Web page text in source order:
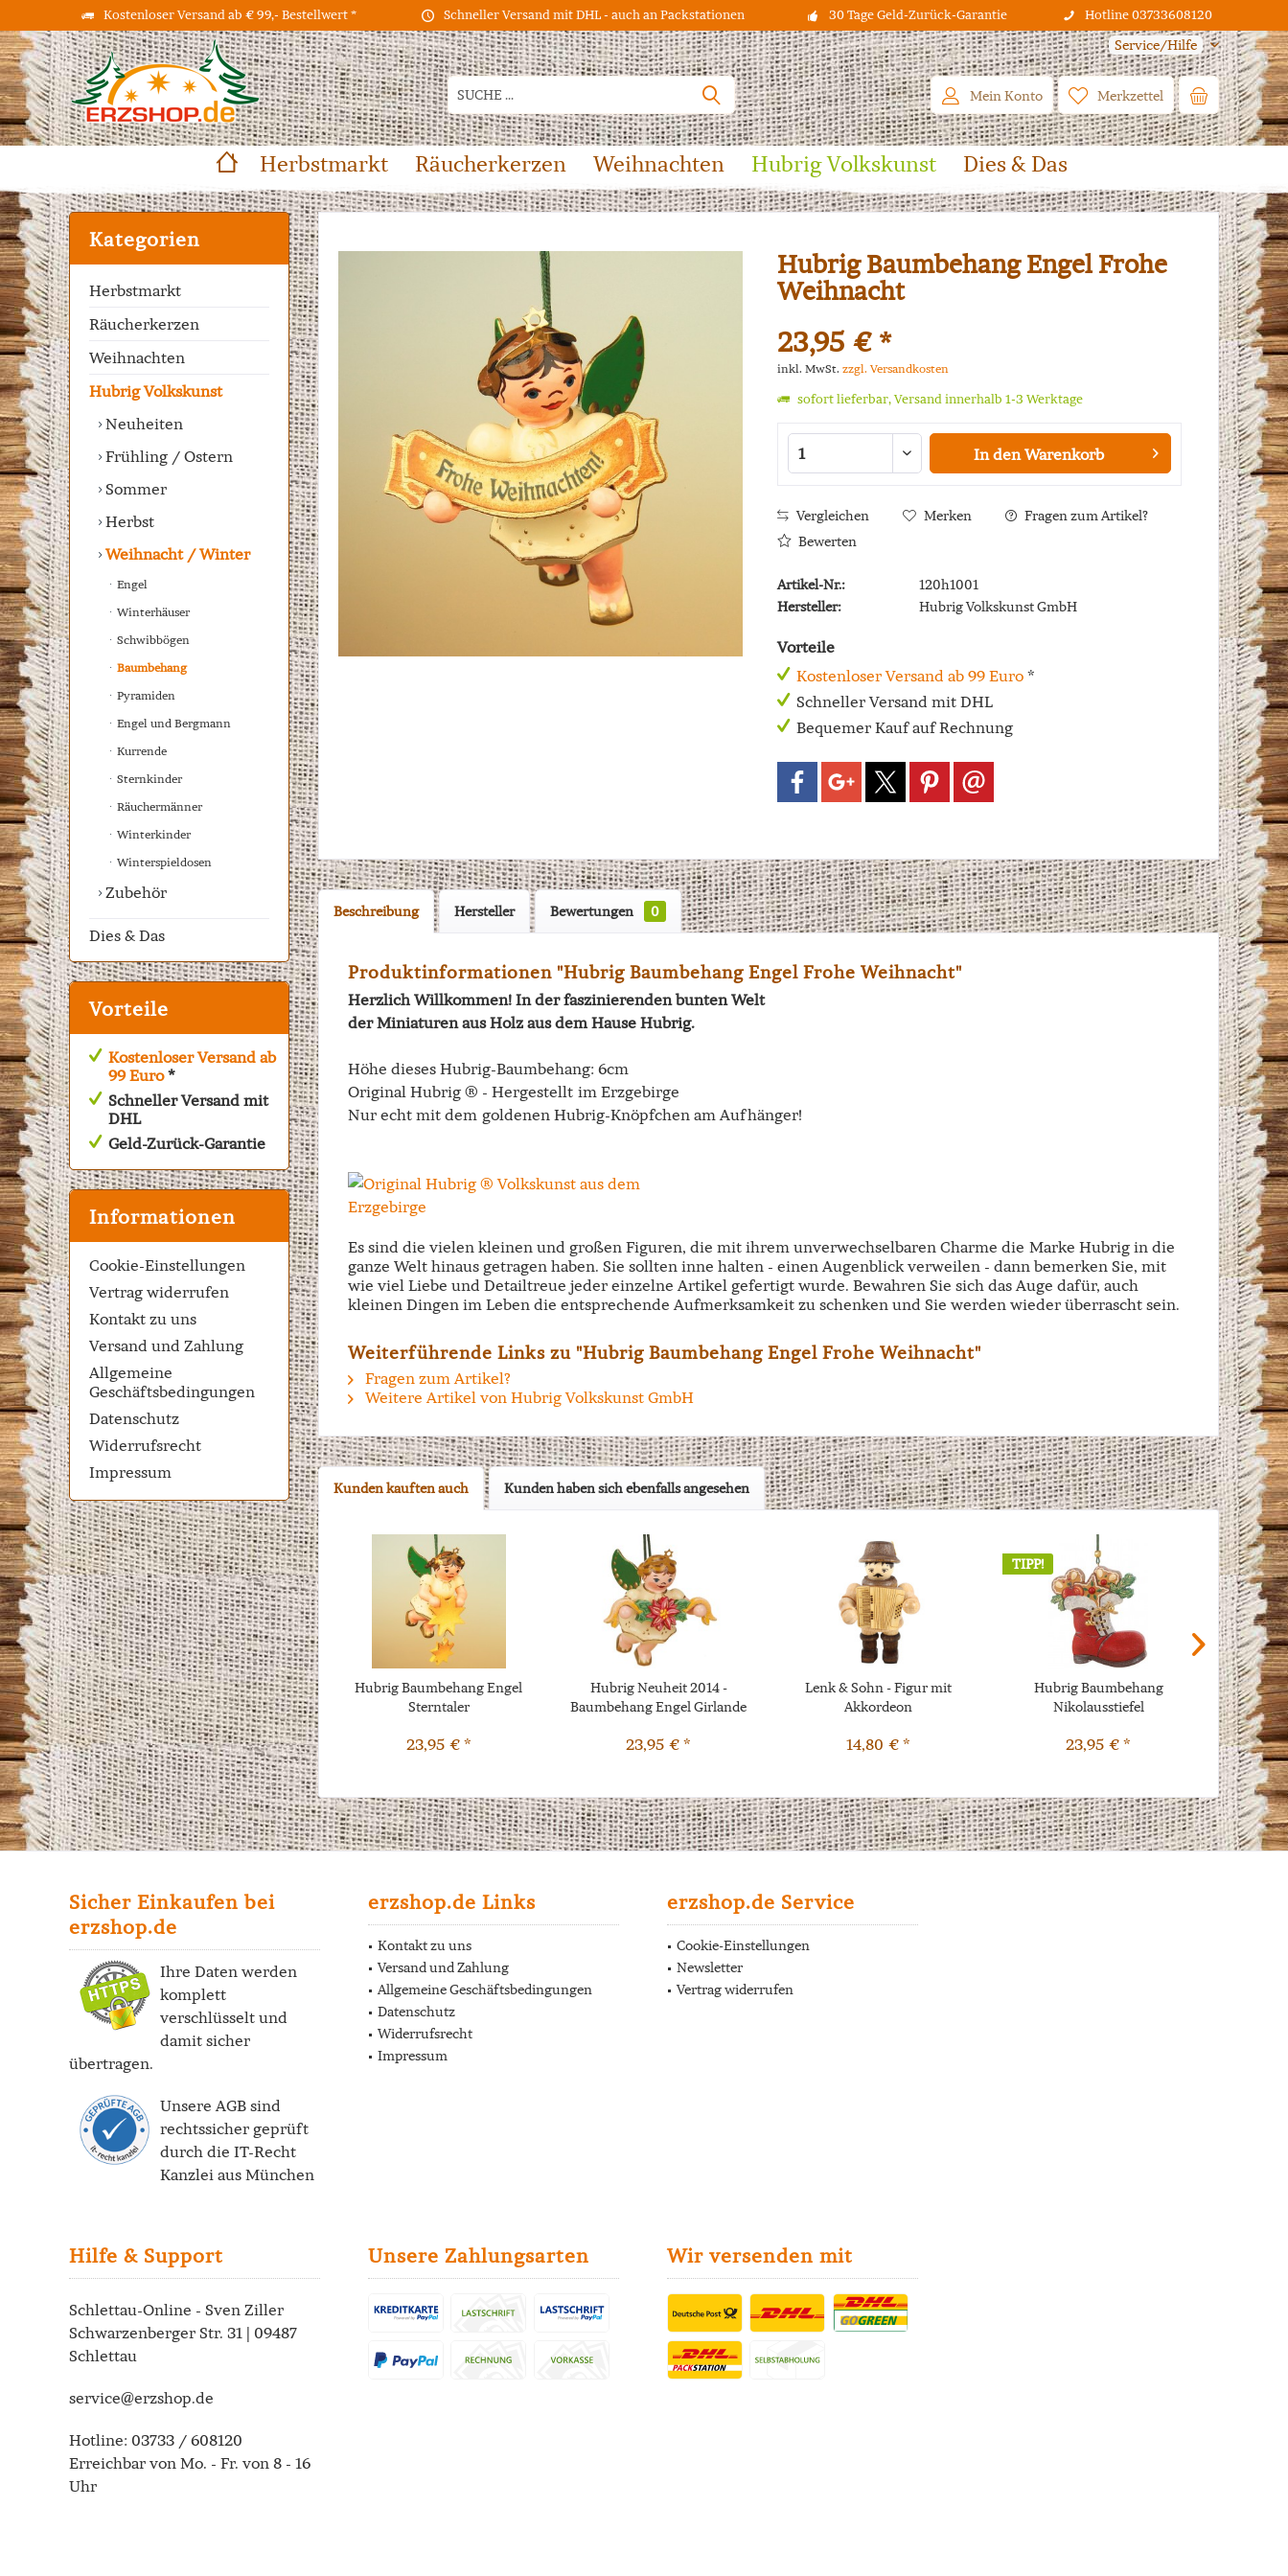
Kostenloser Versand ab € 99,- Bestellwert * Schneller Versand mit DHL - auch an Packstationen 30 Tage Geld-Zurück-Garantie Hotline 03733608120
Service/Hilfe
Merkzettel
Mein Konto
Herbstmarkt Räucherkerzen Weihnachten Hubrig Volkskunst Dies & Das
Kategorien
Herbstmarkt
Räucherkerzen
Weihnachten
Hubrig Volkskunst
Neuheiten
Frühling / Ostern
Sommer
Herbst
Weihnacht / Winter
Engel
Winterhäuser
Schwibbögen
Baumbehang
Pyramiden
Engel und Bergmann
Kurrende
Sternkinder
Räuchermänner
Winterkinder
Winterspieldosen
Zubehör
Dies & Das
Vorteile
Kostenloser Versand ab
99 Euro*
Schneller Versand mit
DHL
Geld-Zurück-Garantie
Informationen
Cookie-Einstellungen
Vertrag widerrufen
Kontakt zu uns
Versand und Zahlung
Allgemeine
Geschäftsbedingungen
Datenschutz
Widerrufsrecht
Impressum
Hubrig Baumbehang Engel Frohe
Weihnacht
23,95 € *
inkl. MwSt. zzgl. Versandkosten
sofort lieferbar, Versand innerhalb 1-3 Werktage
In den Warenkorb
Vergleichen Merken
Fragen zum Artikel?
Bewerten
Artikel-Nr.:
120h1001
Hersteller:
Hubrig Volkskunst GmbH
Vorteile
Kostenloser Versand ab 99 Euro*
Schneller Versand mit DHL
Bequemer Kauf auf Rechnung
Beschreibung Hersteller Bewertungen 0
Produktinformationen "Hubrig Baumbehang Engel Frohe Weihnacht"
Herzlich Willkommen! In der faszinierenden bunten Welt
der Miniaturen aus Holz aus dem Hause Hubrig.
Höhe dieses Hubrig-Baumbehang: 6cm
Original Hubrig ® - Hergestellt im Erzgebirge
Nur echt mit dem goldenen Hubrig-Knöpfchen am Aufhänger!
Es sind die vielen kleinen und großen Figuren, die mit ihrem unverwechselbaren Charme die Marke Hubrig in die
ganze Welt hinaus getragen haben. Sie sollten inne halten - einen Augenblick verweilen - dann bemerken Sie, mit
wie viel Liebe und Detailtreue jeder einzelne Artikel gefertigt wurde. Bewahren Sie sich das Auge dafür, auch
kleinen Dingen im Leben die entsprechende Aufmerksamkeit zu schenken und Sie werden wieder überrascht sein.
Weiterführende Links zu "Hubrig Baumbehang Engel Frohe Weihnacht"
Fragen zum Artikel?
Weitere Artikel von Hubrig Volkskunst GmbH
Kunden kauften auch Kunden haben sich ebenfalls angesehen
Hubrig Baumbehang Engel
Sterntaler
23,95 € *
Hubrig Neuheit 2014 -
Baumbehang Engel Girlande
23,95 € *
Lenk & Sohn - Figur mit
Akkordeon
14,80 € *
TIPP!
Hubrig Baumbehang
Nikolausstiefel
23,95 € *
Sicher Einkaufen bei
erzshop.de
Ihre Daten werden
komplett
verschlüsselt und
damit sicher
übertragen.
Unsere AGB sind
rechtssicher geprüft
durch die IT-Recht
Kanzlei aus München
erzshop.de Links
Kontakt zu uns
Versand und Zahlung
Allgemeine Geschäftsbedingungen
Datenschutz
Widerrufsrecht
Impressum
erzshop.de Service
Cookie-Einstellungen
Newsletter
Vertrag widerrufen
Hilfe & Support
Schlettau-Online - Sven Ziller
Schwarzenberger Str. 31 | 09487
Schlettau
service@erzshop.de
Hotline: 03733 / 608120
Erreichbar von Mo. - Fr. von 8 - 16
Uhr
Unsere Zahlungsarten Wir versenden mit